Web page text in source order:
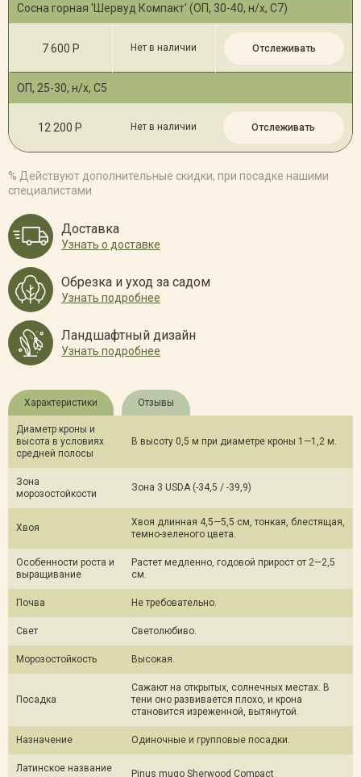
Сосна горная 'Шервуд Компакт' (ОП, 30-40, н/х, С7)
7 600 Р Нет в наличии Отслеживать
ОП, 25-30, н/х, С5
12 200 Р Нет в наличии Отслеживать
% Действуют дополнительные скидки, при посадке нашими
специалистами
Доставка
Узнать о доставке
Обрезка и уход за садом
Узнать подробнее
Ландшафтный дизайн
Узнать подробнее
Характеристики Отзывы
Диаметр кроны и
высота в условиях
средней полосы
В высоту 0,5 м при диаметре кроны 1—1,2 м.
Зона
морозостойкости
Зона 3 USDA (-34,5 / -39,9)
Хвоя
Хвоя длинная 4,5—5,5 см, тонкая, блестящая,
темно-зеленого цвета.
Особенности роста и
выращивание
Растет медленно, годовой прирост от 2—2,5
см.
Почва Не требовательно.
Свет Светолюбиво.
Морозостойкость Высокая.
Посадка
Сажают на открытых, солнечных местах. В
тени оно развивается плохо, и крона
становится изреженной, вытянутой.
Назначение Одиночные и групповые посадки.
Латинское название
Pinus mugo Sherwood Compact